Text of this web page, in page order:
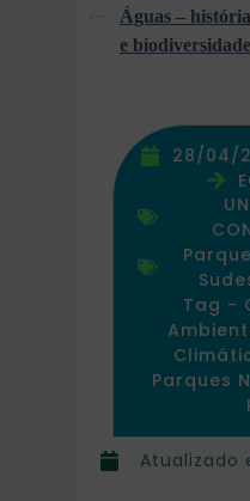
Atualizado
Águas – história
e biodiversidade
28/04/
Tag -
Parques